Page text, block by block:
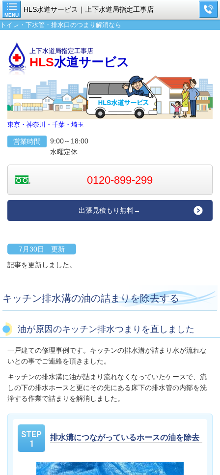
MENU
HLS水道サービス｜上下水道局指定工事店
トイレ・下水管・排水口のつまり解消なら
上下水道局指定工事店
HLS水道サービス
東京・神奈川・千葉・埼玉
営業時間
9:00～18:00
水曜定休
0120-899-299
出張見積もり無料→
7月30日 更新
記事を更新しました。
キッチン排水溝の油の詰まりを除去する
油が原因のキッチン排水つまりを直しました
一戸建ての修理事例です。キッチンの排水溝が詰まり水が流れな
いとの事でご連絡を頂きました。
キッチンの排水溝に油が詰まり流れなくなっていたケースで、流
しの下の排水ホースと更にその先にある床下の排水管の内部を洗
浄する作業で詰まりを解消しました。
排水溝につながっているホースの油を除去